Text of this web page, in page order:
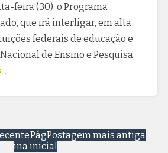
feira (30), o Programa
que irá interligar, em alta
federais de educação e
de Ensino e Pesquisa
Postagem mais antiga
Pág
ina inicial